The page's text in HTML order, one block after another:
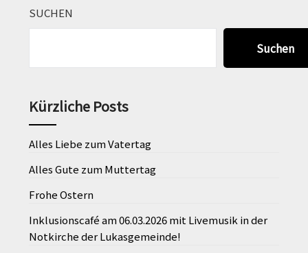
SUCHEN
Suchen
Kürzliche Posts
Alles Liebe zum Vatertag
Alles Gute zum Muttertag
Frohe Ostern
Inklusionscafé am 06.03.2026 mit Livemusik in der
Notkirche der Lukasgemeinde!